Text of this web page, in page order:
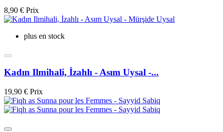
8,90 € Prix
plus en stock
Kadın Ilmihali, İzahlı - Asım Uysal -...
19,90 € Prix